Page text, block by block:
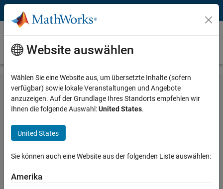
Weiter zum Inhalt
MATLAB
Übersicht Erste Schritte Produktkategorien
MATLAB für Studierende
Nutzen Sie MATLAB, um Daten für Hausarbeiten zu
Programmierkenntnisse anzueignen, mit denen Sie sich
Website auswählen
Wählen Sie eine Website aus, um übersetzte Inhalte (sofern
verfügbar) sowie lokale Veranstaltungen und Angebote
anzuzeigen. Auf der Grundlage Ihres Standorts empfehlen wir
Ihnen die folgende Auswahl:United States.
United States
Sie können auch eine Website aus der folgenden Liste auswählen:
Amerika